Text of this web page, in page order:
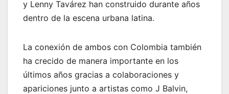
y Lenny Tavárez han construido durante años
dentro de la escena urbana latina.
La conexión de ambos con Colombia también
ha crecido de manera importante en los
últimos años gracias a colaboraciones y
apariciones junto a artistas como J Balvin,